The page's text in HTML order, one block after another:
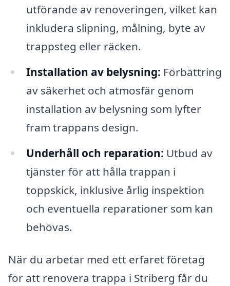
utförande av renoveringen, vilket kan
inkludera slipning, målning, byte av
trappsteg eller räcken.
Installation av belysning: Förbättring
av säkerhet och atmosfär genom
installation av belysning som lyfter
fram trappans design.
Underhåll och reparation: Utbud av
tjänster för att hålla trappan i
toppskick, inklusive årlig inspektion
och eventuella reparationer som kan
behövas.
När du arbetar med ett erfaret företag
för att renovera trappa i Striberg får du